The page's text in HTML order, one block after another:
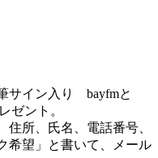
サイン入り bayfmと
ゼント。
住所、氏名、電話番号、
希望」と書いて、メール